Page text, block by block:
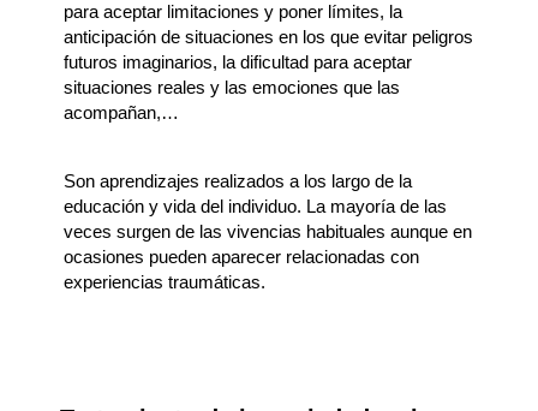
para aceptar limitaciones y poner límites, la
anticipación de situaciones en los que evitar peligros
futuros imaginarios, la dificultad para aceptar
situaciones reales y las emociones que las
acompañan,…
Son aprendizajes realizados a los largo de la
educación y vida del individuo. La mayoría de las
veces surgen de las vivencias habituales aunque en
ocasiones pueden aparecer relacionadas con
experiencias traumáticas.